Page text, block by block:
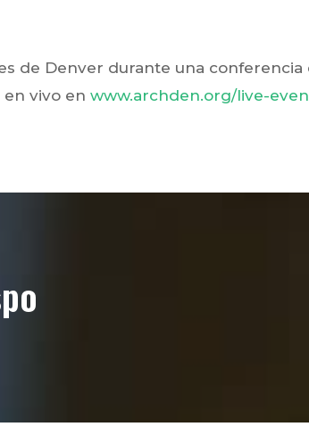
de Denver durante una conferencia
en vivo enwww.archden.org/live-